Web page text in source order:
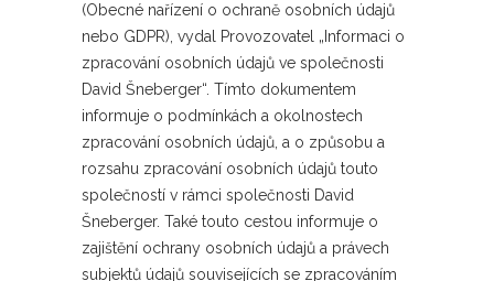
(Obecné nařízení o ochraně osobních údajů
nebo GDPR), vydal Provozovatel „Informaci o
zpracování osobních údajů ve společnosti
David Šneberger“. Tímto dokumentem
informuje o podmínkách a okolnostech
zpracování osobních údajů, a o způsobu a
rozsahu zpracování osobních údajů touto
společností v rámci společnosti David
Šneberger. Také touto cestou informuje o
zajištění ochrany osobních údajů a právech
subjektů údajů souvisejících se zpracováním